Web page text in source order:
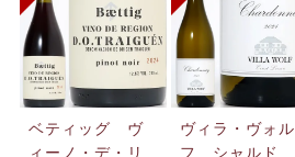
ベティッグ ヴ
ィーノ・デ・リ
ヴィラ・ヴォル
フ シャルド